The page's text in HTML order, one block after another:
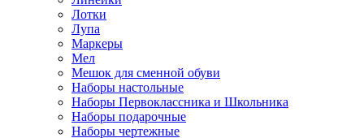
Лотки
Лупа
Маркеры
Мел
Мешок для сменной обуви
Наборы настольные
Наборы Первоклассника и Школьника
Наборы подарочные
Наборы чертежные